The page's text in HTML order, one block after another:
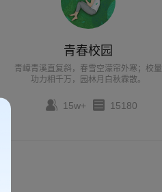
青春校园
青嶂青溪直复斜，春雪空濛帘外寒；校量
功力相千万，园林月白秋霖散。
15w+ 15180